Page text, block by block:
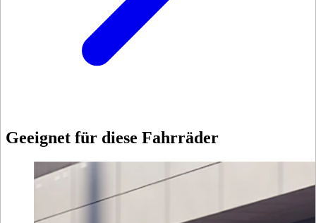
Geeignet für diese Fahrräder